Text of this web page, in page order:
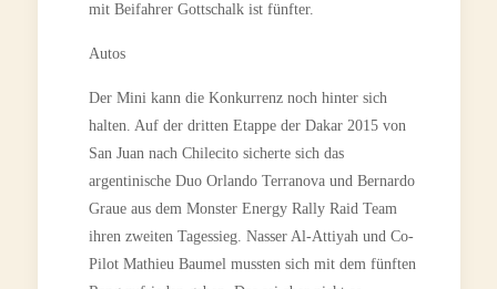
mit Beifahrer Gottschalk ist fünfter.
Autos
Der Mini kann die Konkurrenz noch hinter sich
halten. Auf der dritten Etappe der Dakar 2015 von
San Juan nach Chilecito sicherte sich das
argentinische Duo Orlando Terranova und Bernardo
Graue aus dem Monster Energy Rally Raid Team
ihren zweiten Tagessieg. Nasser Al-Attiyah und Co-
Pilot Mathieu Baumel mussten sich mit dem fünften